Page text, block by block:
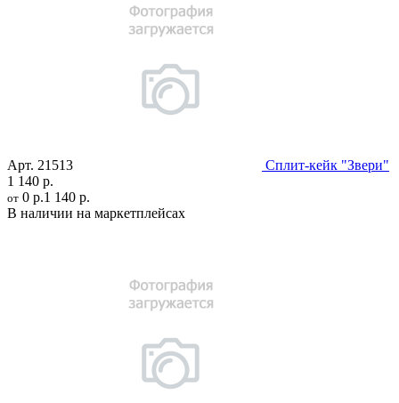
Арт. 21513
Сплит-кейк "Звери"
1 140 р.
от 0 р.1 140 р.
В наличии на маркетплейсах